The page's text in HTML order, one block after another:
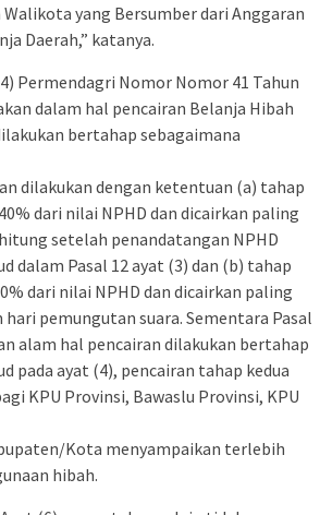
yang Bersumber dari Anggaran
Daerah,” katanya.
Permendagri Nomor Nomor 41 Tahun
dalam hal pencairan Belanja Hibah
bertahap sebagaimana
dilakukan dengan ketentuan (a) tahap
dari nilai NPHD dan dicairkan paling
setelah penandatangan NPHD
dalam Pasal 12 ayat (3) dan (b) tahap
dari nilai NPHD dan dicairkan paling
pemungutan suara. Sementara Pasal
alam hal pencairan dilakukan bertahap
pada ayat (4), pencairan tahap kedua
KPU Provinsi, Bawaslu Provinsi, KPU
Kota menyampaikan terlebih
hibah.